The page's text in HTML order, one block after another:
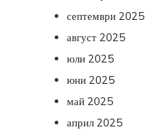
септември 2025
август 2025
юли 2025
юни 2025
май 2025
април 2025